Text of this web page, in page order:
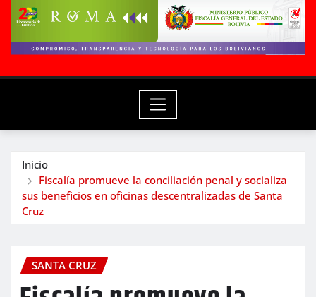
Inicio
Fiscalía promueve la conciliación penal y socializa
sus beneficios en oficinas descentralizadas de Santa
Cruz
SANTA CRUZ